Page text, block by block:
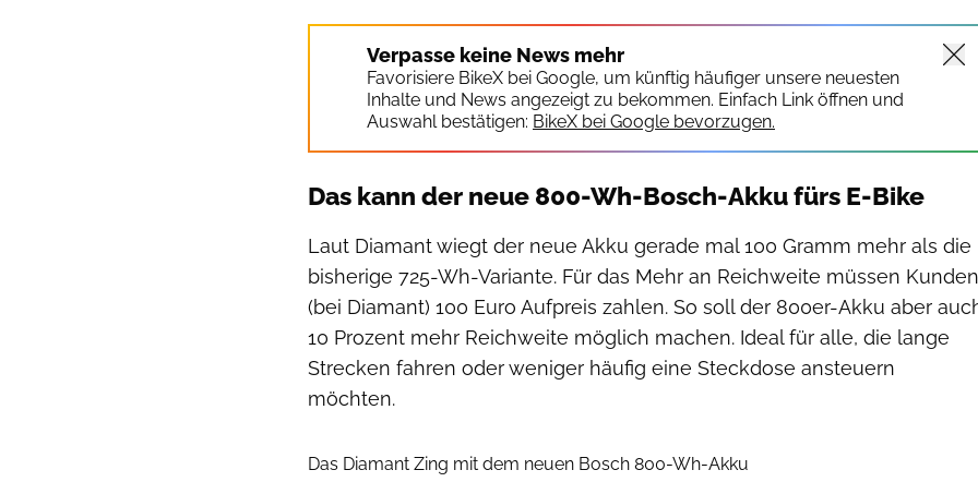
Verpasse keine News mehr
Favorisiere BikeX bei Google, um künftig häufiger unsere neuesten
Inhalte und News angezeigt zu bekommen. Einfach Link öffnen und
Auswahl bestätigen: BikeX bei Google bevorzugen.
Das kann der neue 800-Wh-Bosch-Akku fürs E-Bike
Laut Diamant wiegt der neue Akku gerade mal 100 Gramm mehr als die
bisherige 725-Wh-Variante. Für das Mehr an Reichweite müssen Kunden
(bei Diamant) 100 Euro Aufpreis zahlen. So soll der 800er-Akku aber
10 Prozent mehr Reichweite möglich machen. Ideal für alle, die lange
Strecken fahren oder weniger häufig eine Steckdose ansteuern
möchten.
Das Diamant Zing mit dem neuen Bosch 800-Wh-Akku